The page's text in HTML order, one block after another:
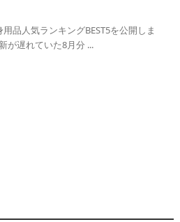
品人気ランキングBEST5を公開しま
が遅れていた8月分 ...